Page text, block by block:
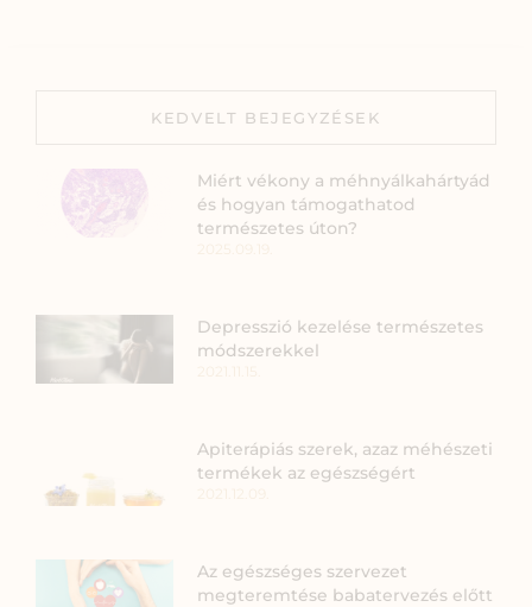
KEDVELT BEJEGYZÉSEK
Miért vékony a méhnyálkahártyád
és hogyan támogathatod
természetes úton?
Depresszió kezelése természetes
módszerekkel
Apiterápiás szerek, azaz méhészeti
termékek az egészségért
Az egészséges szervezet
megteremtése babatervezés előtt